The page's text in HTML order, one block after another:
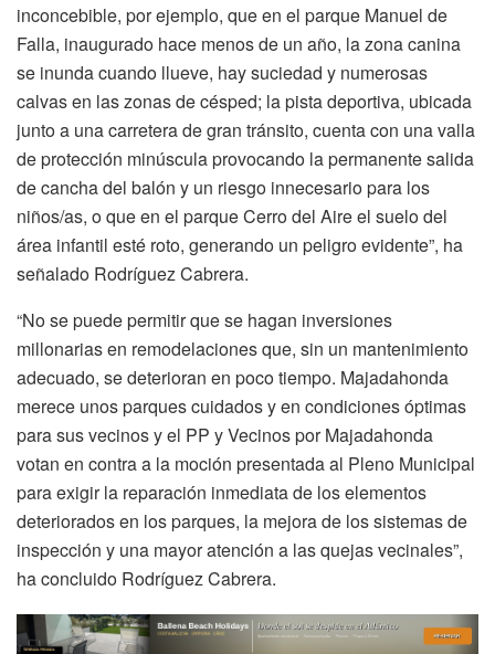
inconcebible, por ejemplo, que en el parque Manuel de
Falla, inaugurado hace menos de un año, la zona canina
se inunda cuando llueve, hay suciedad y numerosas
calvas en las zonas de césped; la pista deportiva, ubicada
junto a una carretera de gran tránsito, cuenta con una valla
de protección minúscula provocando la permanente salida
de cancha del balón y un riesgo innecesario para los
niños/as, o que en el parque Cerro del Aire el suelo del
área infantil esté roto, generando un peligro evidente”, ha
señalado Rodríguez Cabrera.
“No se puede permitir que se hagan inversiones
millonarias en remodelaciones que, sin un mantenimiento
adecuado, se deterioran en poco tiempo. Majadahonda
merece unos parques cuidados y en condiciones óptimas
para sus vecinos y el PP y Vecinos por Majadahonda
votan en contra a la moción presentada al Pleno Municipal
para exigir la reparación inmediata de los elementos
deteriorados en los parques, la mejora de los sistemas de
inspección y una mayor atención a las quejas vecinales”,
ha concluido Rodríguez Cabrera.